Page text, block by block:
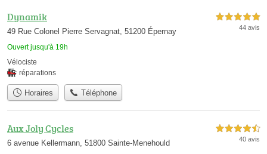
Dynamik
49 Rue Colonel Pierre Servagnat, 51200 Épernay
Ouvert jusqu'à 19h
5,0 étoiles sur 5
44 avis
Vélociste
réparations
Horaires Téléphone
Aux Joly Cycles
6 avenue Kellermann, 51800 Sainte-Menehould
4,5 étoiles sur 5
40 avis